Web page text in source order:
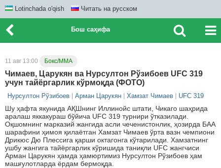
Lotinchada o'qish Читать на русском
Бош саҳифа
11 авг 13:00 Бокс/ММА
Чимаев, Царукян ва Нурсултон Рўзибоев UFC 319
учун тайёргарлик кўрмоқда (ФОТО)
Нурсултон Рўзибоев Арман Царукян Хамзат Чимаев UFC 319
Шу ҳафта якунида АҚШнинг Иллинойс штати, Чикаго шаҳрида
аралаш яккакураш бўйича UFC 319 турнири ўтказилади.
Оқшомнинг марказий жангида асли чеченистонлик, ҳозирда БАА
шарафини ҳимоя қилаётган Хамзат Чимаев ўрта вазн чемпиони
Дрикюс Дю Плессига қарши октагонга кўтарилади. Хамзатнинг
ушбу жангига тайёргарлик кўришида таниқли UFC жангчиси
Арман Царукян ҳамда ҳамюртимиз Нурсултон Рўзибоев ҳам
машғулотларда ёрдам бермоқда.